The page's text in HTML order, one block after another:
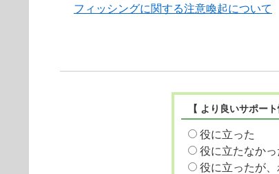
フィッシングに関する注意喚起について
【 より良いサポー
役に立った
役に立たなかっ
役に立ったが